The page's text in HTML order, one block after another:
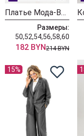
Платье Мода-Версаль 2383 индиго
Размеры:
50,52,54,56,58,60
182 BYN214 BYN
15%